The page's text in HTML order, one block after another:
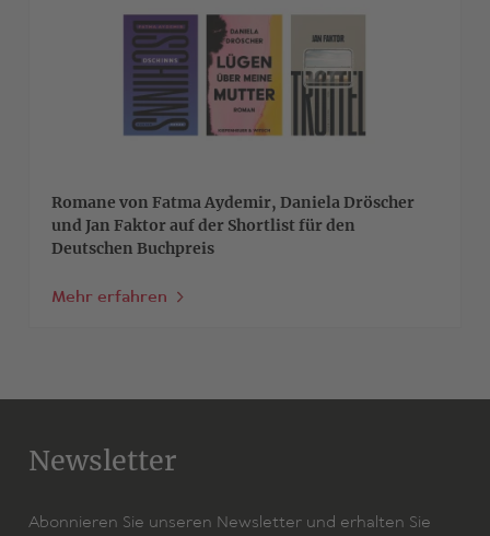
Romane von Fatma Aydemir, Daniela Dröscher
und Jan Faktor auf der Shortlist für den
Deutschen Buchpreis
Mehr erfahren
Newsletter
Abonnieren Sie unseren Newsletter und erhalten Sie